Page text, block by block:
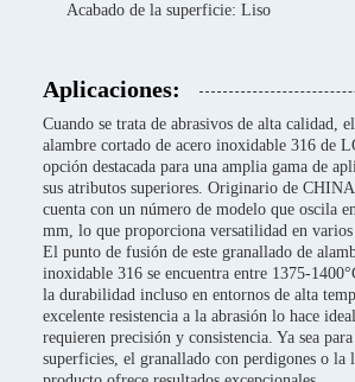
Acabado de la superficie: Liso
Aplicaciones:
Cuando se trata de abrasivos de alta calidad,
alambre cortado de acero inoxidable 316 de
opción destacada para una amplia gama de
sus atributos superiores. Originario de
cuenta con un número de modelo que oscila
mm, lo que proporciona versatilidad en varios
El punto de fusión de este granallado de
inoxidable 316 se encuentra entre 1375-
la durabilidad incluso en entornos de alta
excelente resistencia a la abrasión lo hace
requieren precisión y consistencia. Ya sea
superficies, el granallado con perdigones o la